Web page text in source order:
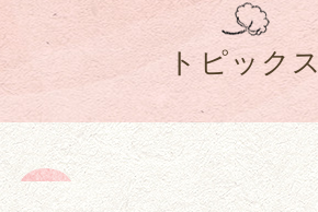
トピックス